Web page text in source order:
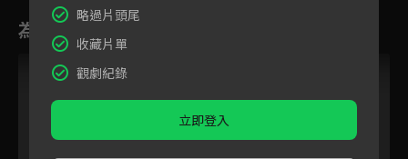
為您推薦
略過片頭尾
收藏片單
觀劇紀錄
立即登入